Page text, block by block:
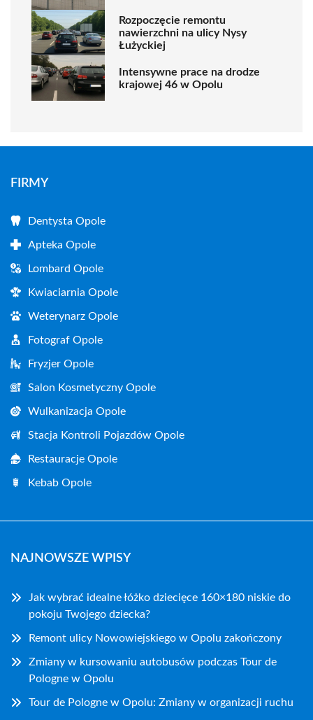
Rozpoczęcie remontu
nawierzchni na ulicy Nysy
Łużyckiej
Intensywne prace na drodze
krajowej 46 w Opolu
FIRMY
Dentysta Opole
Apteka Opole
Lombard Opole
Kwiaciarnia Opole
Weterynarz Opole
Fotograf Opole
Fryzjer Opole
Salon Kosmetyczny Opole
Wulkanizacja Opole
Stacja Kontroli Pojazdów Opole
Restauracje Opole
Kebab Opole
NAJNOWSZE WPISY
Jak wybrać idealne łóżko dziecięce 160×180 niskie do
pokoju Twojego dziecka?
Remont ulicy Nowowiejskiego w Opolu zakończony
Zmiany w kursowaniu autobusów podczas Tour de
Pologne w Opolu
Tour de Pologne w Opolu: Zmiany w organizacji ruchu